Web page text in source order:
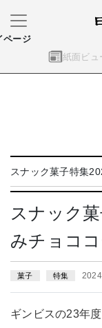
紙面ビュ
ページ
スナック菓子特集
スナック
みチョコ
菓子 特集
ギンビスの23年